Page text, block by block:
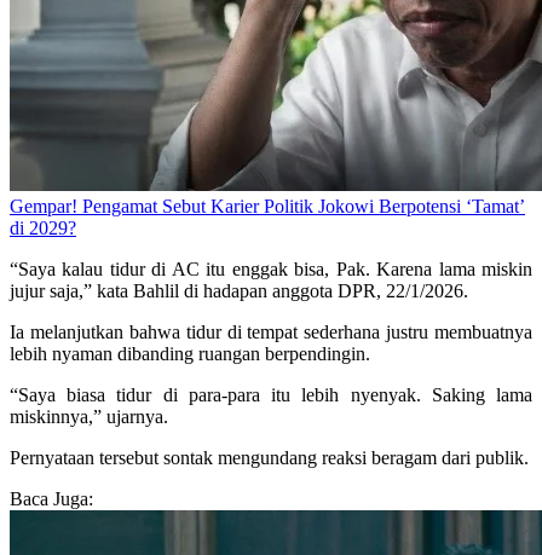
Gempar! Pengamat Sebut Karier Politik Jokowi Berpotensi ‘Tamat’
di 2029?
“Saya kalau tidur di AC itu enggak bisa, Pak. Karena lama miskin
jujur saja,” kata Bahlil di hadapan anggota DPR, 22/1/2026.
Ia melanjutkan bahwa tidur di tempat sederhana justru membuatnya
lebih nyaman dibanding ruangan berpendingin.
“Saya biasa tidur di para-para itu lebih nyenyak. Saking lama
miskinnya,” ujarnya.
Pernyataan tersebut sontak mengundang reaksi beragam dari publik.
Baca Juga: